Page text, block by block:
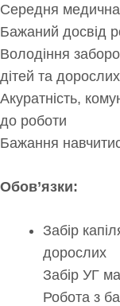
Середня медична
Бажаний досвід
Володіння
дітей та дорослих
Акуратність,
до роботи
Бажання
Обов’язки:
Забір
дорослих
Забір УГ
Робота з